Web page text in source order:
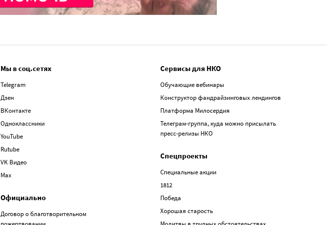
Мы в соц.сетях
Telegram
Дзен
ВКонтакте
Одноклассники
YouTube
Rutube
VK Видео
Max
Официально
Договор о благотворительном
Сервисы для НКО
Обучающие вебинары
Конструктор фандрайзинговых лендингов
Платформа Милосердия
Телеграм-группа, куда можно присылать
пресс-релизы НКО
Спецпроекты
Специальные акции
1812
Победа
Хорошая старость